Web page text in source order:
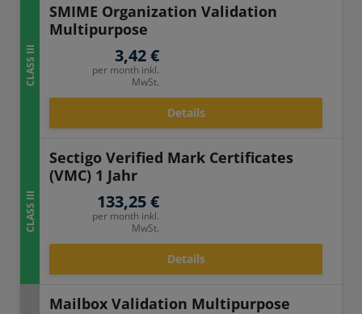
CLASS III
SMIME Organization Validation
Multipurpose
3,42 €
per month inkl.
MwSt.
Details
CLASS III
Sectigo Verified Mark Certificates
(VMC) 1 Jahr
133,25 €
per month inkl.
MwSt.
Details
Mailbox Validation Multipurpose